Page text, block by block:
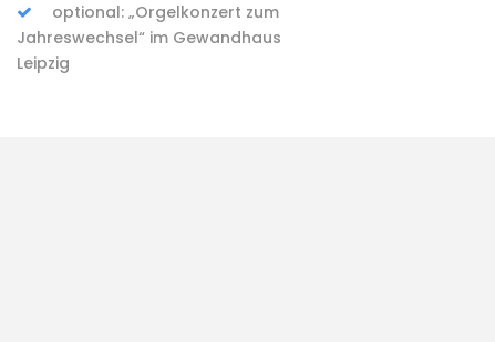
optional: „Orgelkonzert zum
Jahreswechsel“ im Gewandhaus
Leipzig